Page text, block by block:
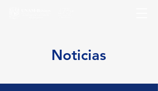
Noticias